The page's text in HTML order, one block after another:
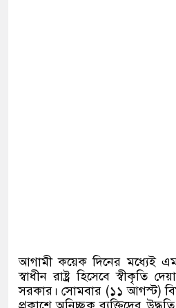
আগামী কয়েক দিনের মধ্যেই
স্বাধীন রাষ্ট্র হিসেবে স্বীকৃতি
সরকার। সোমবার (১১ আগস্ট)